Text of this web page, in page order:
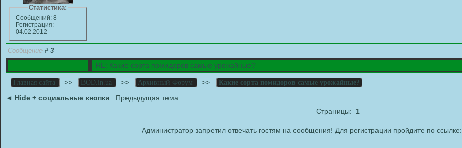
Статистика:
Сообщений: 8
Регистрация:
04.02.2012
Сообщение # 3
RE: Какие сорта помидоров самые урожайные?
Главная сайта >> BOD.in.ua >> Архивный Форум >> Какие сорта помидоров самые урожайные?
◄ Hide + социальные кнопки : Предыдущая тема
Страницы: 1
Администратор запретил отвечать гостям на сообщения! Для регистрации пройдите по ссылке: